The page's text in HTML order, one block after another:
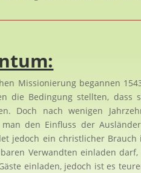
Missionierung begannen
die Bedingung stellten,
Doch nach wenigen
den Einfluss der
jedoch ein christlicher
Verwandten einladen
einladen, jedoch ist es